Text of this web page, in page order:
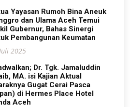
Yayasan Rumoh Bina Aneuk
dan Ulama Aceh Temui
Gubernur, Bahas Sinergi
Pembangunan Keumatan
2025
Dr. Tgk. Jamaluddin
MA. isi Kajian Aktual
Gugat Cerai Pasca
di Hermes Place Hotel
Aceh